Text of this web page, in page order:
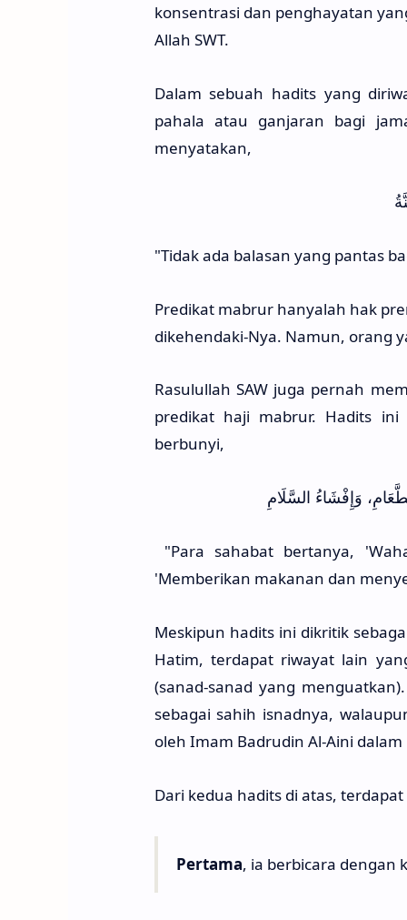
konsentrasi dan penghayatan
Allah SWT.
Dalam sebuah hadits yang
pahala atau ganjaran bagi
menyatakan,
"Tidak ada balasan yang pantas
Predikat mabrur hanyalah hak
dikehendaki-Nya. Namun, orang
Rasulullah SAW juga pernah
predikat haji mabrur. Hadits
berbunyi,
وَإِفْشَاءُ السَّلَامِ
"Para sahabat bertanya,
'Memberikan makanan dan
Meskipun hadits ini dikritik
Hatim, terdapat riwayat lain
(sanad-sanad yang
sebagai sahih isnadnya,
oleh Imam Badrudin Al-Aini
Dari kedua hadits di atas,
Pertama, ia berbicara dengan